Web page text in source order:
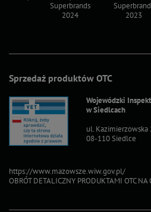
Sprzedaż produktów OTC
Wojewódzki
w Siedlcach
ul. Kazimierzowska
08-110 Siedlce
https://www.mazowsze.wiw.gov.pl/
OBRÓT DETALICZNY PRODUKTAMI OTC NA
Superbrands
2024
2023